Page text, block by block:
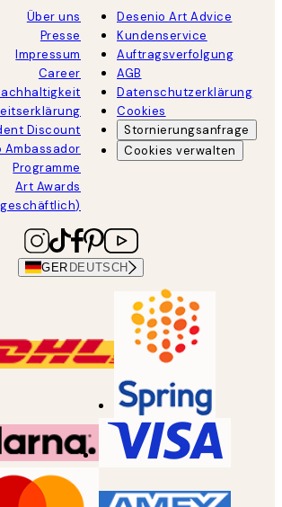
Über uns
Presse
Impressum
Career
Discount
Ambassador
Programme
Art Awards
Desenio Art Advice
Kundenservice
Auftragsverfolgung
AGB
Datenschutzerklärung
Cookies
Stornierungsanfrage
Cookies verwalten
GER DEUTSCH